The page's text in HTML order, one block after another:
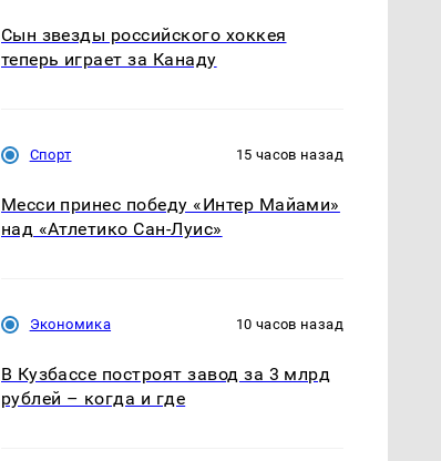
Сын звезды российского хоккея
теперь играет за Канаду
Спорт 15 часов назад
Месси принес победу «Интер Майами»
над «Атлетико Сан-Луис»
Экономика 10 часов назад
В Кузбассе построят завод за 3 млрд
рублей – когда и где